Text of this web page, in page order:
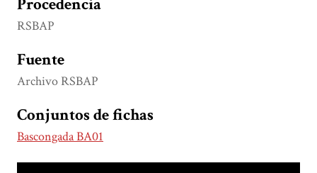
Procedencia
RSBAP
Fuente
Archivo RSBAP
Conjuntos de fichas
Bascongada BA01